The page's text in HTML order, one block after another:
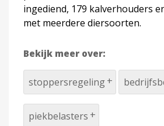
ingediend, 179 kalverhouders
met meerdere diersoorten.
Bekijk meer over:
stoppersregeling
piekbelasters